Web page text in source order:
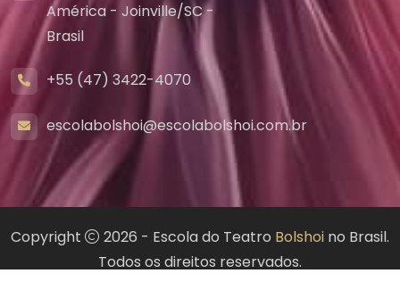
América - Joinville/SC -
Brasil
+55 (47) 3422-4070
escolabolshoi@escolabolshoi.com.br
Copyright 2026 - Escola do Teatro Bolshoi no Brasil.
Todos os direitos reservados.